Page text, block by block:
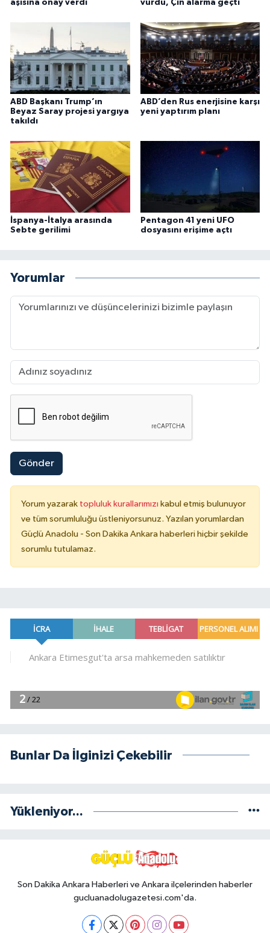
aşısına onay verdi
vurdu, Çin alarma geçti
ABD Başkanı Trump’ın
Beyaz Saray projesi yargıya
takıldı
ABD’den Rus enerjisine karşı
yeni yaptırım planı
İspanya-İtalya arasında
Sebte gerilimi
Pentagon 41 yeni UFO
dosyasını erişime açtı
Yorumlar
Gönder
Yorum yazarak topluluk kurallarımızı kabul etmiş bulunuyor
ve tüm sorumluluğu üstleniyorsunuz. Yazılan yorumlardan
Güçlü Anadolu - Son Dakika Ankara haberleri hiçbir şekilde
sorumlu tutulamaz.
Bunlar Da İlginizi Çekebilir
Yükleniyor...
Son Dakika Ankara Haberleri ve Ankara ilçelerinden haberler
gucluanadolugazetesi.com'da.